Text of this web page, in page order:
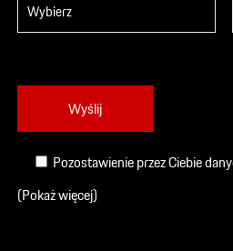
Pozostawienie przez Ciebie
(Pokaż więcej)